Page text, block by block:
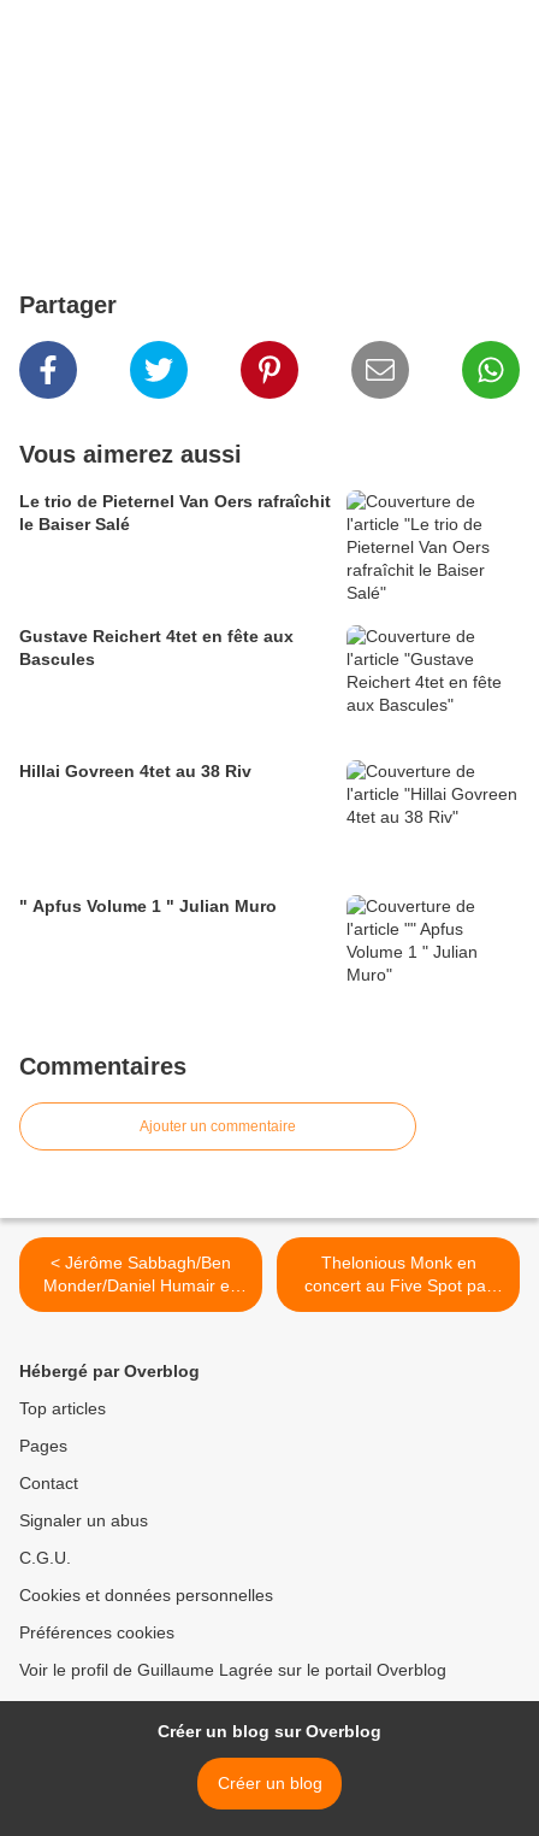
Partager
Vous aimerez aussi
Le trio de Pieternel Van Oers rafraîchit
le Baiser Salé
Gustave Reichert 4tet en fête aux
Bascules
Hillai Govreen 4tet au 38 Riv
" Apfus Volume 1 " Julian Muro
Commentaires
Ajouter un commentaire
< Jérôme Sabbagh/Ben
Monder/Daniel Humair en
fusion au Sunside
Thelonious Monk en
concert au Five Spot par
Chester Himes >
Hébergé par Overblog
Top articles
Pages
Contact
Signaler un abus
C.G.U.
Cookies et données personnelles
Préférences cookies
Voir le profil de Guillaume Lagrée sur le portail Overblog
Créer un blog sur Overblog
Créer un blog